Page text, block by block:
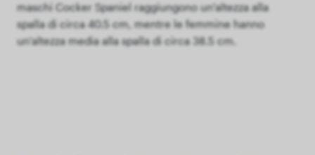
maschi Cocker Spaniel raggiungono un'altezza alla
spalla di circa 40.5 cm, mentre le femmine hanno
un'altezza media alla spalla di circa 38.5 cm.